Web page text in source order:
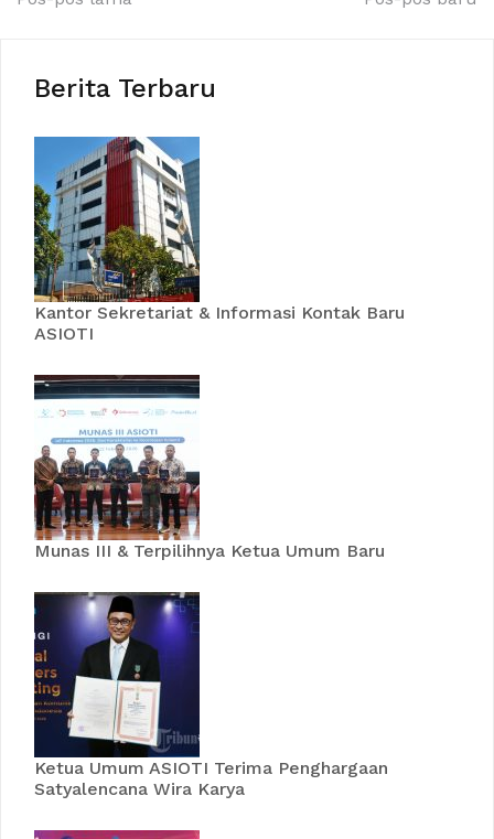
Berita Terbaru
Kantor Sekretariat & Informasi Kontak Baru
ASIOTI
Munas III & Terpilihnya Ketua Umum Baru
Ketua Umum ASIOTI Terima Penghargaan
Satyalencana Wira Karya